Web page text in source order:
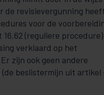
de revisievergunning
voor de
(reguliere
verklaard op het
zijn ook geen andere
beslistermijn uit artikel